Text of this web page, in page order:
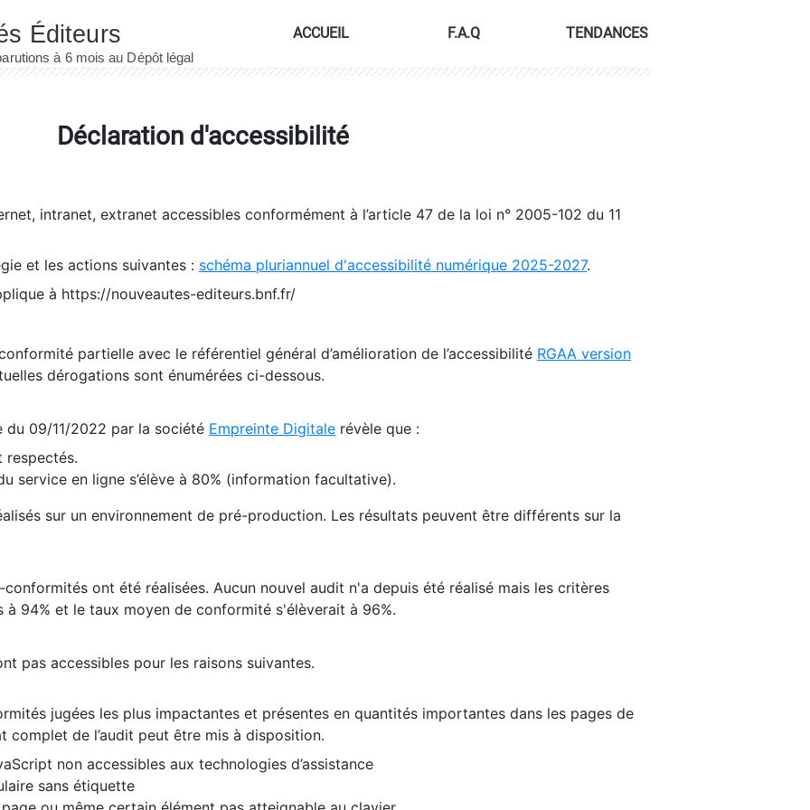
ACCUEIL F.A.Q TENDANCES
Déclaration d'accessibilité
intranet, extranet accessibles conformément à l’article 47 de la loi n° 2005-102 du 11
et les actions suivantes : schéma pluriannuel d'accessibilité numérique 2025-2027.
à https://nouveautes-editeurs.bnf.fr/
partielle avec le référentiel général d’amélioration de l’accessibilité RGAA version
dérogations sont énumérées ci-dessous.
du 09/11/2022 par la société Empreinte Digitale révèle que :
respectés.
service en ligne s’élève à 80% (information facultative).
sur un environnement de pré-production. Les résultats peuvent être différents sur la
ont été réalisées. Aucun nouvel audit n'a depuis été réalisé mais les critères
à 94% et le taux moyen de conformité s'élèverait à 96%.
pas accessibles pour les raisons suivantes.
jugées les plus impactantes et présentes en quantités importantes dans les pages de
complet de l’audit peut être mis à disposition.
non accessibles aux technologies d’assistance
sans étiquette